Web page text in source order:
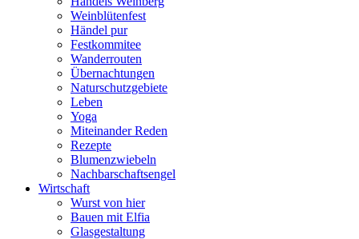
Weinblütenfest
Händel pur
Festkommitee
Wanderrouten
Übernachtungen
Naturschutzgebiete
Leben
Yoga
Miteinander Reden
Rezepte
Blumenzwiebeln
Nachbarschaftsengel
Wirtschaft
Wurst von hier
Bauen mit Elfia
Glasgestaltung